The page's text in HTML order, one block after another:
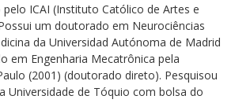
ICAI (Instituto Católico de Artes e
um doutorado em Neurociências
da Universidad Autónoma de Madrid
em Engenharia Mecatrônica pela
(2001) (doutorado direto). Pesquisou
Universidade de Tóquio com bolsa do